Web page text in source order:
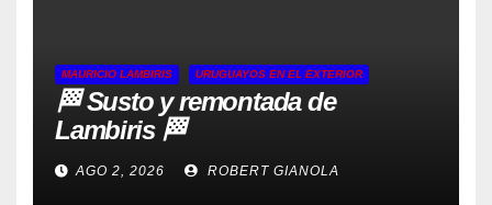
MAURICIO LAMBIRIS URUGUAYOS EN EL EXTERIOR
🏁 Susto y remontada de
Lambiris 🏁
AGO 2, 2026 ROBERT GIANOLA